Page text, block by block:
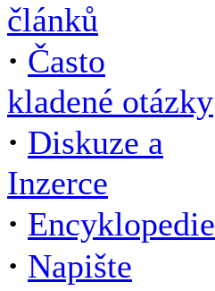
článků
· Často
kladené otázky
· Diskuze a
Inzerce
· Encyklopedie
· Napište